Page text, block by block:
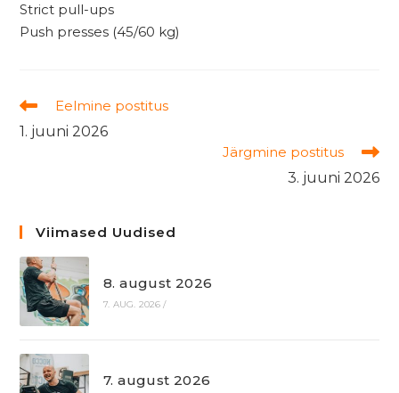
Strict pull-ups
Push presses (45/60 kg)
Read
more
articles
Eelmine postitus
1. juuni 2026
Järgmine postitus
3. juuni 2026
Viimased Uudised
8. august 2026
7. AUG. 2026 /
7. august 2026